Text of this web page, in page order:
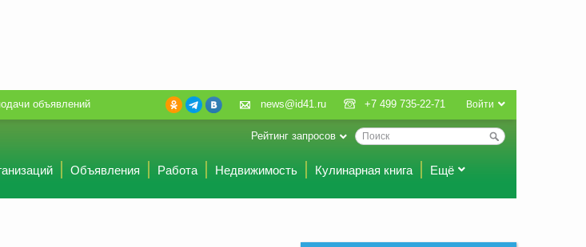
объявлений Войти
news@id41.ru +7 499 735-22-71
Рейтинг запросов
Объявления Работа Недвижимость Кулинарная книга Ещё